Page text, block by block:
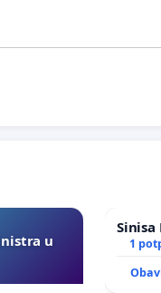
u
Sinisa
1